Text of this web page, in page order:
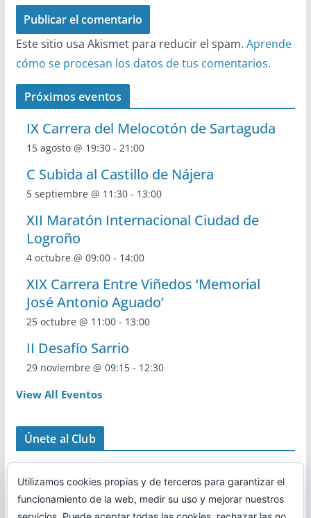
Este sitio usa Akismet para reducir el spam. Aprende
cómo se procesan los datos de tus comentarios.
Próximos eventos
IX Carrera del Melocotón de Sartaguda
15 agosto @ 19:30- 21:00
C Subida al Castillo de Nájera
5 septiembre @ 11:30- 13:00
XII Maratón Internacional Ciudad de
Logroño
4 octubre @ 09:00- 14:00
XIX Carrera Entre Viñedos ‘Memorial
José Antonio Aguado’
25 octubre @ 11:00- 13:00
II Desafío Sarrio
29 noviembre @ 09:15- 12:30
View All Eventos
Únete al Club
Utilizamos cookies propias y de terceros para garantizar el
funcionamiento de la web, medir su uso y mejorar nuestros